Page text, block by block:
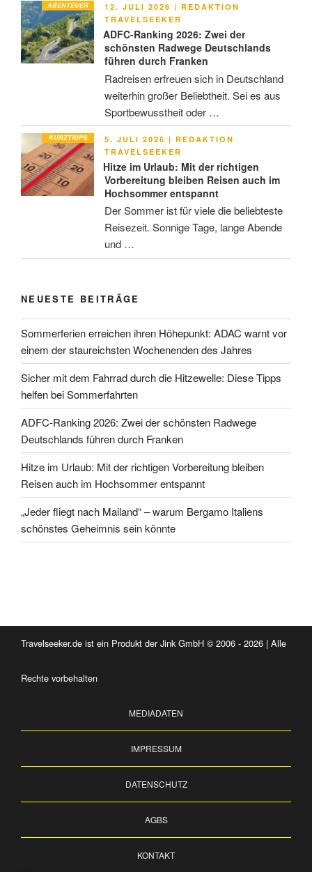
ABENTEUER
VERÖFFENTLICHT
AM
12. JULI 2026 | REDAKTION
TRAVELSEEKER
ADFC-Ranking 2026: Zwei der
schönsten Radwege Deutschlands
führen durch Franken
Radreisen erfreuen sich in Deutschland
weiterhin großer Beliebtheit. Sei es aus
Sportbewusstheit oder …
KURZTRIPS
VERÖFFENTLICHT
AM
5. JULI 2026 | REDAKTION
TRAVELSEEKER
Hitze im Urlaub: Mit der richtigen
Vorbereitung bleiben Reisen auch im
Hochsommer entspannt
Der Sommer ist für viele die beliebteste
Reisezeit. Sonnige Tage, lange Abende
und …
NEUESTE BEITRÄGE
Sommerferien erreichen ihren Höhepunkt: ADAC warnt vor
einem der staureichsten Wochenenden des Jahres
Sicher mit dem Fahrrad durch die Hitzewelle: Diese Tipps
helfen bei Sommerfahrten
ADFC-Ranking 2026: Zwei der schönsten Radwege
Deutschlands führen durch Franken
Hitze im Urlaub: Mit der richtigen Vorbereitung bleiben
Reisen auch im Hochsommer entspannt
„Jeder fliegt nach Mailand“ – warum Bergamo Italiens
schönstes Geheimnis sein könnte
Travelseeker.de ist ein Produkt der Jink GmbH © 2006 - 2026 | Alle
Rechte vorbehalten
MEDIADATEN
IMPRESSUM
DATENSCHUTZ
AGBS
KONTAKT